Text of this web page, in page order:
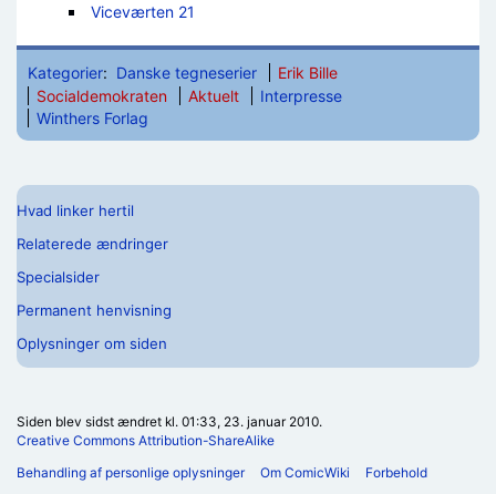
Viceværten 21
Kategorier: Danske tegneserier
Erik Bille
Socialdemokraten
Aktuelt
Interpresse
Winthers Forlag
Hvad linker hertil
Relaterede ændringer
Specialsider
Permanent henvisning
Oplysninger om siden
Siden blev sidst ændret kl. 01:33, 23. januar 2010.
Creative Commons Attribution-ShareAlike
Behandling af personlige oplysninger
Om ComicWiki Forbehold